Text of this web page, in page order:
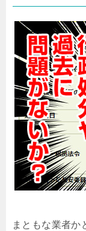
まともな業者か